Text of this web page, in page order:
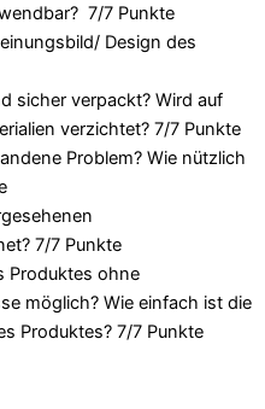
? 7/7 Punkte
Design des
sicher verpackt? Wird auf
verzichtet? 7/7 Punkte
Problem? Wie nützlich
7/7 Punkte
Produktes ohne
möglich? Wie einfach ist die
Produktes? 7/7 Punkte